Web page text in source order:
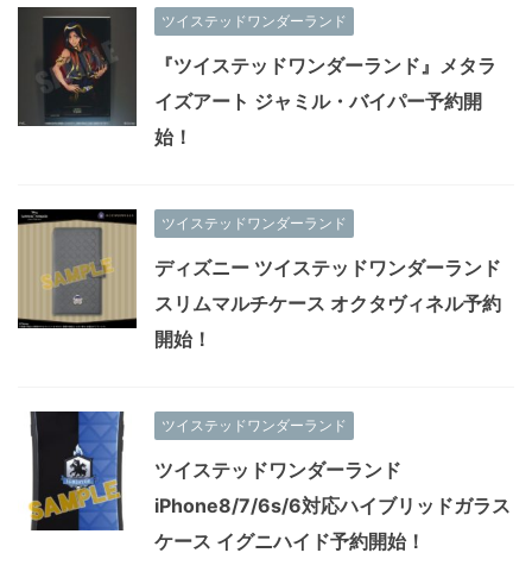
ツイステッドワンダーランド
『ツイステッドワンダーランド』メタラ
イズアート ジャミル・バイパー予約開
始！
ツイステッドワンダーランド
ディズニー ツイステッドワンダーランド
スリムマルチケース オクタヴィネル予約
開始！
ツイステッドワンダーランド
ツイステッドワンダーランド
iPhone8/7/6s/6対応ハイブリッドガラス
ケース イグニハイド予約開始！